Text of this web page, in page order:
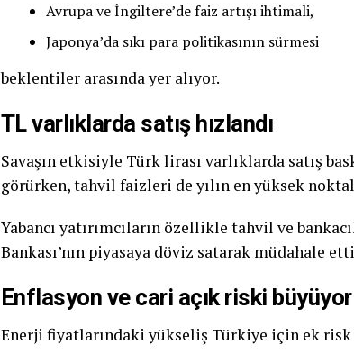
Avrupa ve İngiltere’de faiz artışı ihtimali,
Japonya’da sıkı para politikasının sürmesi
beklentiler arasında yer alıyor.
TL varlıklarda satış hızlandı
Savaşın etkisiyle Türk lirası varlıklarda satış
görürken, tahvil faizleri de yılın en yüksek
Yabancı yatırımcıların özellikle tahvil ve
Bankası’nın piyasaya döviz satarak müdahale
Enflasyon ve cari açık riski büyüyor
Enerji fiyatlarındaki yükseliş Türkiye için ek